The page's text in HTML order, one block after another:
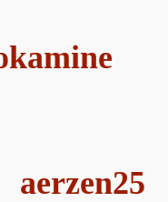
aerzen25